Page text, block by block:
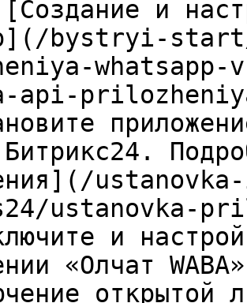
и
bystryi-
whatsapp-
api-
ustanovka-
и
«Олчат
открытой